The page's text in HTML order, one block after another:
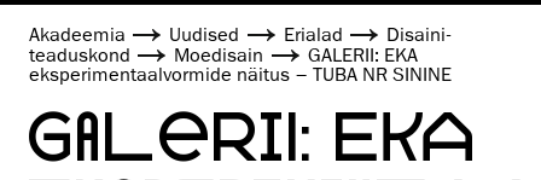
Akadeemia Uudised Erialad
Disaini­­
teaduskond
Moedisain
GALERII: EKA
eksperimentaalvormide näitus – TUBA NR SININE
GALERII: EKA